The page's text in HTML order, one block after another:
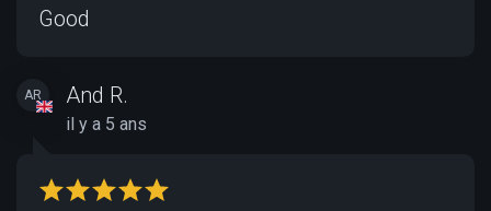
Good
AR And R.
il y a 5 ans